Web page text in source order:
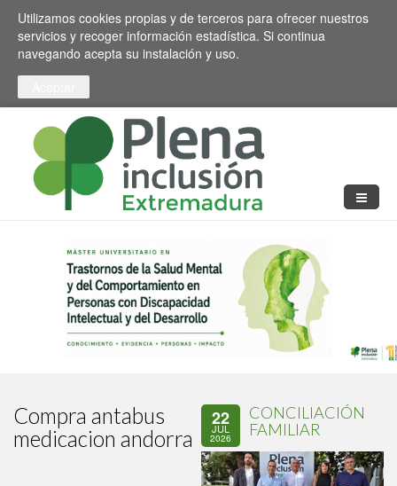
Pasar al contenido principal
Toggle high contrast
Utilizamos cookies propias y de terceros para ofrecer nuestros
servicios y recoger información estadística. Si continua
navegando acepta su instalación y uso.
Compra antabus
medicacion andorra
22
JUL
2026
CONCILIACIÓN
FAMILIAR